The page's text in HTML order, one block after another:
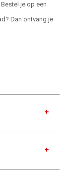
je op een
Dan ontvang je